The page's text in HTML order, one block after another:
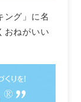
ング」に名
おねがいい